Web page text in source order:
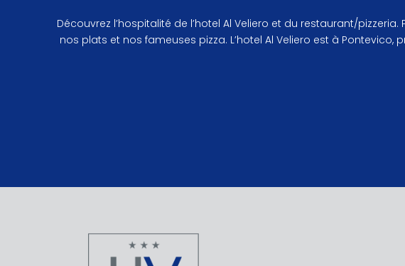
Découvrez l’hospitalité de l’hotel Al Veliero et du restaurant/
nos plats et nos fameuses pizza. L’hotel Al Veliero est à